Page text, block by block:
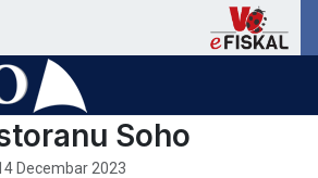
Soho
Decembar 2023